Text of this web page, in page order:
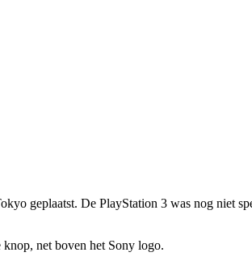
geplaatst. De PlayStation 3 was nog niet
net boven het Sony logo.